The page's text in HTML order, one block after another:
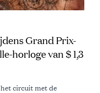
Grand Prix-
horloge van $ 1,3
circuit met de